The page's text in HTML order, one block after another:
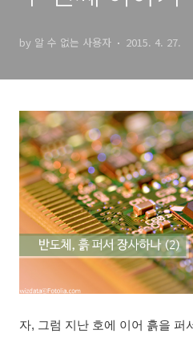
by 알 수 없는 사용자 2015. 4. 27.
자, 그럼 지난 호에 이어 흙을 퍼